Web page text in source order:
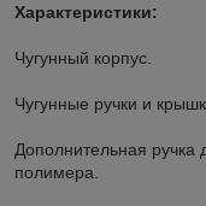
Характеристики:
Чугунный корпус.
Чугунные ручки и
Дополнительная ручка
полимера.